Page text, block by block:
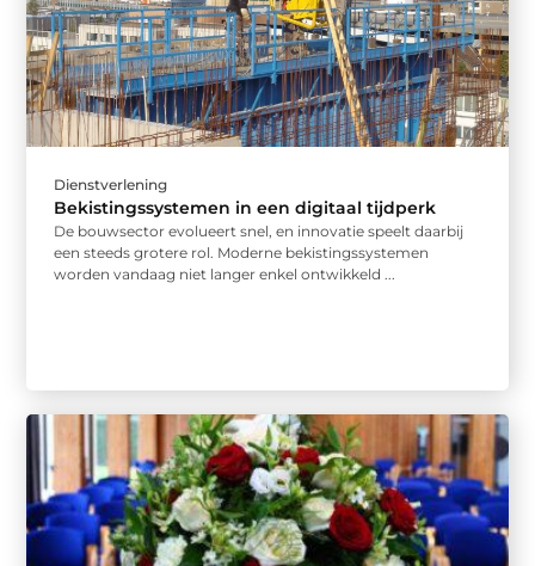
Dienstverlening
Bekistingssystemen in een digitaal tijdperk
De bouwsector evolueert snel, en innovatie speelt daarbij
een steeds grotere rol. Moderne bekistingssystemen
worden vandaag niet langer enkel ontwikkeld ...